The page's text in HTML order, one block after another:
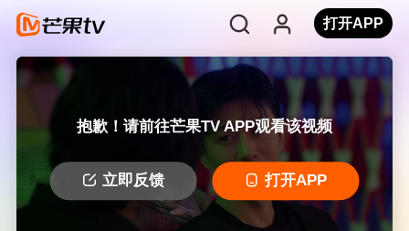
打开APP
抱歉！请前往芒果TV APP观看该视频
立即反馈 打开APP